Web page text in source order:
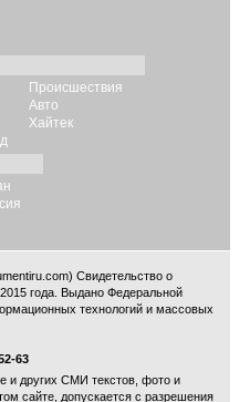
Происшествия
Авто
Хайтек
Свидетельство о
года. Выдано Федеральной
технологий и массовых
63
и других СМИ текстов, фото и
сайте, допускается с разрешения